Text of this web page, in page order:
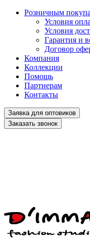
Розничным
Условия
Условия
Гарантия и
Договор
Компания
Коллекции
Помощь
Партнерам
Контакты
Заявка для оптовиков
Заказать звонок